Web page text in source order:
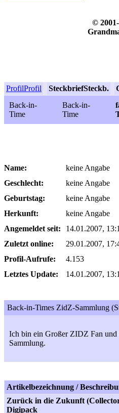
©
ProfilProfil SteckbriefSteckb.
Back-in-
Time
Back-in-
Time
Name:
keine Angabe
Geschlecht:
keine Angabe
Geburtstag:
keine Angabe
Herkunft:
keine Angabe
Angemeldet seit:
14.01.2007,
Zuletzt online:
29.01.2007,
Profil-Aufrufe:
4.153
Letztes Update:
14.01.2007,
Back-in-Times ZidZ-Sammlung
Ich bin ein Großer ZIDZ Fan und
Sammlung.
Artikelbezeichnung /
Zurück in die Zukunft
Digipack